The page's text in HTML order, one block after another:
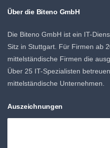
Über die Biteno GmbH
Die Biteno GmbH ist ein IT-
Sitz in Stuttgart. Für Firmen ab
mittelständische Firmen die
Über 25 IT-Spezialisten
mittelständische Unternehmen.
Auszeichnungen